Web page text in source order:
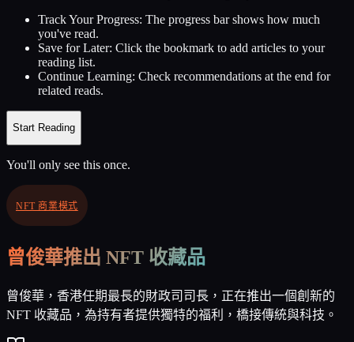
Track Your Progress: The progress bar shows how much
you've read.
Save for Later: Click the bookmark to add articles to your
reading list.
Continue Learning: Check recommendations at the end for
related reads.
Start Reading
You'll only see this once.
NFT 商業模式
曾俊華推出 NFT 收藏品
曾俊華，香港任期最長的財政司司長，正在推出一個創新的
NFT 收藏品，為持有者提供獨特的福利，橋接傳統與科技。